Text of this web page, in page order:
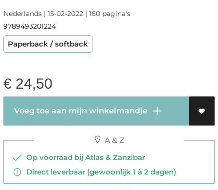
Nederlands | 15-02-2022 | 160 pagina's
9789493201224
Paperback / softback
€ 24,50
Voeg toe aan mijn winkelmandje
A & Z
Op voorraad bij Atlas & Zanzibar
Direct leverbaar (gewoonlijk 1 à 2 dagen)